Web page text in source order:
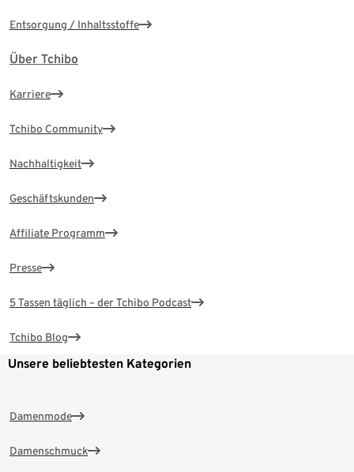
Entsorgung / Inhaltsstoffe
Über Tchibo
Karriere
Tchibo Community
Nachhaltigkeit
Geschäftskunden
Affiliate Programm
Presse
5 Tassen täglich – der Tchibo Podcast
Tchibo Blog
Unsere beliebtesten Kategorien
Damenmode
Damenschmuck